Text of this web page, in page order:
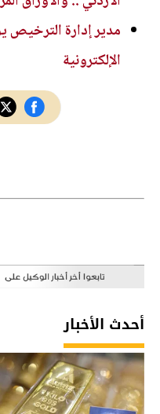
مدير إدارة
الإلكترونية
أحدث الأخبار